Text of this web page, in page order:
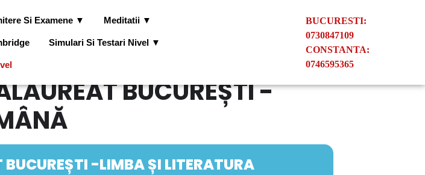
Si Examene ▼ Meditatii ▼
Simulari Si Testari Nivel ▼
BUCURESTI:
0730847109
CONSTANTA:
0746595365
BUCUREȘTI -
-LIMBA ȘI LITERATURA